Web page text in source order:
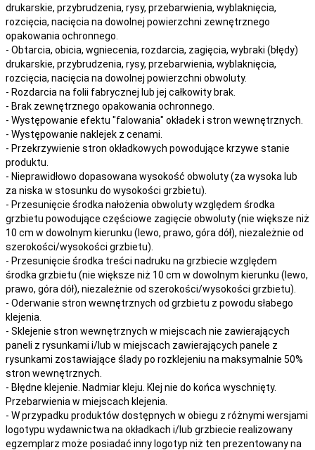
drukarskie, przybrudzenia, rysy, przebarwienia, wyblaknięcia,
rozcięcia, nacięcia na dowolnej powierzchni zewnętrznego
opakowania ochronnego.
- Obtarcia, obicia, wgniecenia, rozdarcia, zagięcia, wybraki (błędy)
drukarskie, przybrudzenia, rysy, przebarwienia, wyblaknięcia,
rozcięcia, nacięcia na dowolnej powierzchni obwoluty.
- Rozdarcia na folii fabrycznej lub jej całkowity brak.
- Brak zewnętrznego opakowania ochronnego.
- Występowanie efektu "falowania" okładek i stron wewnętrznych.
- Występowanie naklejek z cenami.
- Przekrzywienie stron okładkowych powodujące krzywe stanie
produktu.
- Nieprawidłowo dopasowana wysokość obwoluty (za wysoka lub
za niska w stosunku do wysokości grzbietu).
- Przesunięcie środka nałożenia obwoluty względem środka
grzbietu powodujące częściowe zagięcie obwoluty (nie większe niż
10 cm w dowolnym kierunku (lewo, prawo, góra dół), niezależnie od
szerokości/wysokości grzbietu).
- Przesunięcie środka treści nadruku na grzbiecie względem
środka grzbietu (nie większe niż 10 cm w dowolnym kierunku (lewo,
prawo, góra dół), niezależnie od szerokości/wysokości grzbietu).
- Oderwanie stron wewnętrznych od grzbietu z powodu słabego
klejenia.
- Sklejenie stron wewnętrznych w miejscach nie zawierających
paneli z rysunkami i/lub w miejscach zawierających panele z
rysunkami zostawiające ślady po rozklejeniu na maksymalnie 50%
stron wewnętrznych.
- Błędne klejenie. Nadmiar kleju. Klej nie do końca wyschnięty.
Przebarwienia w miejscach klejenia.
- W przypadku produktów dostępnych w obiegu z różnymi wersjami
logotypu wydawnictwa na okładkach i/lub grzbiecie realizowany
egzemplarz może posiadać inny logotyp niż ten prezentowany na